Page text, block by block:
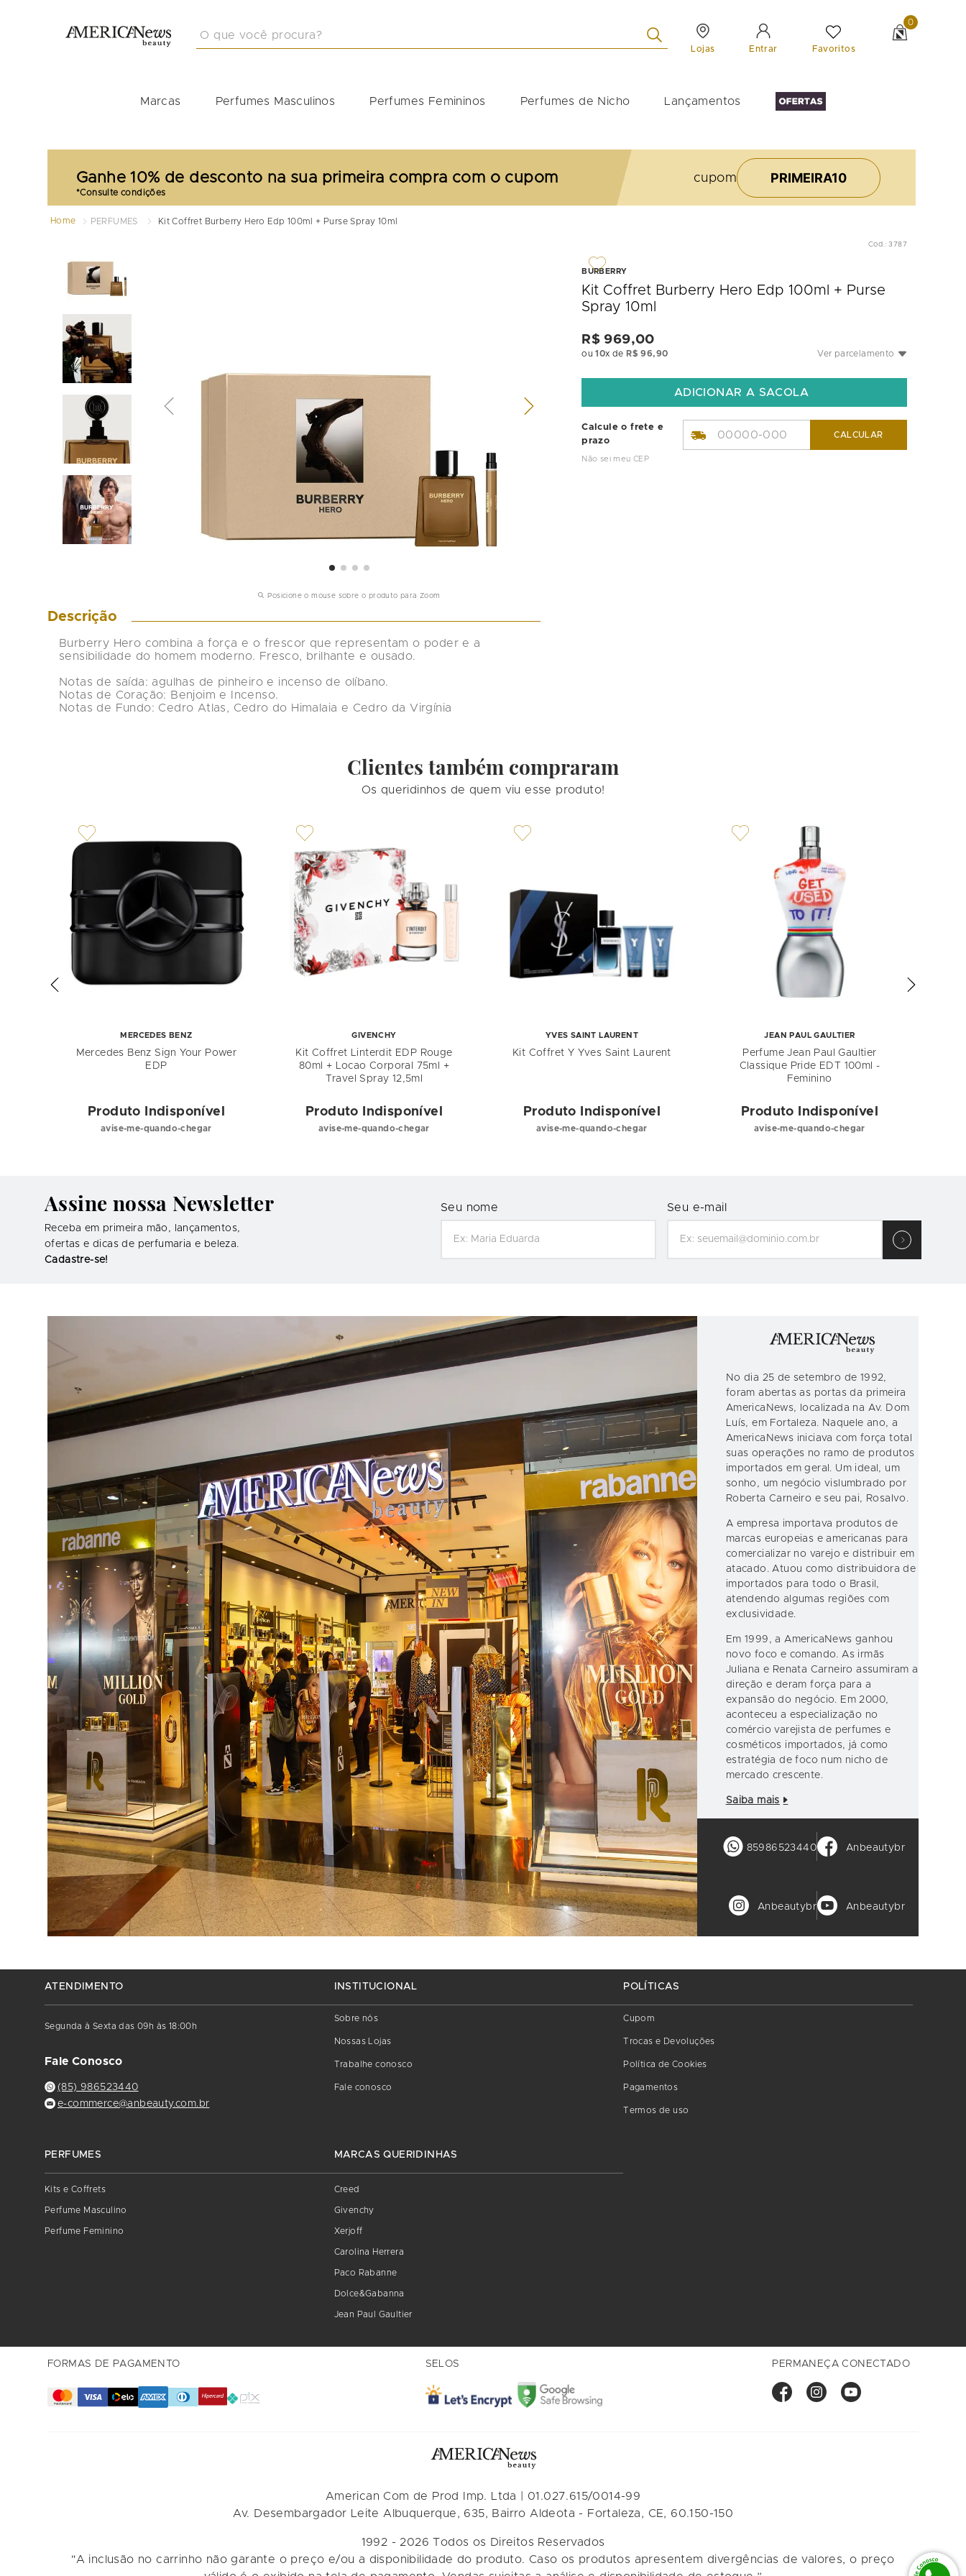
5 º
idole
Lojas Entrar Favoritos
0
Marcas Perfumes Masculinos Perfumes Femininos Perfumes de Nicho Lançamentos
Ganhe 10% de desconto na sua primeira compra com o cupom cupom PRIMEIRA10
Home PERFUMES Kit Coffret Burberry Hero Edp 100ml + Purse Spray 10ml
Posicione o mouse sobre o produto para Zoom
Descrição
Burberry Hero combina a força e o frescor que representam o poder e a
sensibilidade do homem moderno. Fresco, brilhante e ousado.
Notas de saída: agulhas de pinheiro e incenso de olíbano.
Notas de Coração: Benjoim e Incenso.
Notas de Fundo: Cedro Atlas, Cedro do Himalaia e Cedro da Virgínia
Cod. :3787
BURBERRY
Kit Coffret Burberry Hero Edp 100ml + Purse
Spray 10ml
R$ 969,00
ou10x de R$ 96,90 Ver parcelamento
Calcule o frete e
prazo
Não sei meu CEP
CALCULAR
Clientes também compraram
Os queridinhos de quem viu esse produto!
MERCEDES BENZ
Mercedes Benz Sign Your Power
EDP
Produto Indisponível
avise-me-quando-chegar
GIVENCHY
Kit Coffret Linterdit EDP Rouge
80ml + Locao Corporal 75ml +
Travel Spray 12,5ml
Produto Indisponível
avise-me-quando-chegar
YVES SAINT LAURENT
Kit Coffret Y Yves Saint Laurent
Produto Indisponível
avise-me-quando-chegar
JEAN PAUL GAULTIER
Perfume Jean Paul Gaultier
Classique Pride EDT 100ml -
Feminino
Produto Indisponível
avise-me-quando-chegar
Assine nossa Newsletter
Receba em primeira mão, lançamentos,
ofertas e dicas de perfumaria e beleza.
Cadastre-se!
Seu nome Seu e-mail
No dia 25 de setembro de 1992,
foram abertas as portas da primeira
AmericaNews, localizada na Av. Dom
Luís, em Fortaleza. Naquele ano, a
AmericaNews iniciava com força total
suas operações no ramo de produtos
importados em geral. Um ideal, um
sonho, um negócio vislumbrado por
Roberta Carneiro e seu pai, Rosalvo.
A empresa importava produtos de
marcas europeias e americanas para
comercializar no varejo e distribuir em
atacado. Atuou como distribuidora de
importados para todo o Brasil,
atendendo algumas regiões com
exclusividade.
Em 1999, a AmericaNews ganhou
novo foco e comando. As irmãs
Juliana e Renata Carneiro assumiram a
direção e deram força para a
expansão do negócio. Em 2000,
aconteceu a especialização no
comércio varejista de perfumes e
cosméticos importados, já como
estratégia de foco num nicho de
mercado crescente.
Saiba mais
85986523440 Anbeautybr
Anbeautybr Anbeautybr
ATENDIMENTO
Segunda à Sexta das 09h às 18:00h
Fale Conosco
(85) 986523440
e-commerce@anbeauty.com.br
INSTITUCIONAL
Sobre nós
Nossas Lojas
Trabalhe conosco
Fale conosco
POLÍTICAS
Cupom
Trocas e Devoluções
Política de Cookies
Pagamentos
Termos de uso
PERFUMES
Kits e Coffrets
Perfume Masculino
Perfume Feminino
MARCAS QUERIDINHAS
Creed
Givenchy
Xerjoff
Carolina Herrera
Paco Rabanne
Dolce&Gabanna
Jean Paul Gaultier
FORMAS DE PAGAMENTO SELOS PERMANEÇA CONECTADO
American Com de Prod Imp. Ltda | 01.027.615/0014-99
Av. Desembargador Leite Albuquerque, 635, Bairro Aldeota - Fortaleza, CE, 60.150-150
1992 - 2026 Todos os Direitos Reservados
"A inclusão no carrinho não garante o preço e/ou a disponibilidade do produto. Caso os produtos apresentem divergências de valores, o preço